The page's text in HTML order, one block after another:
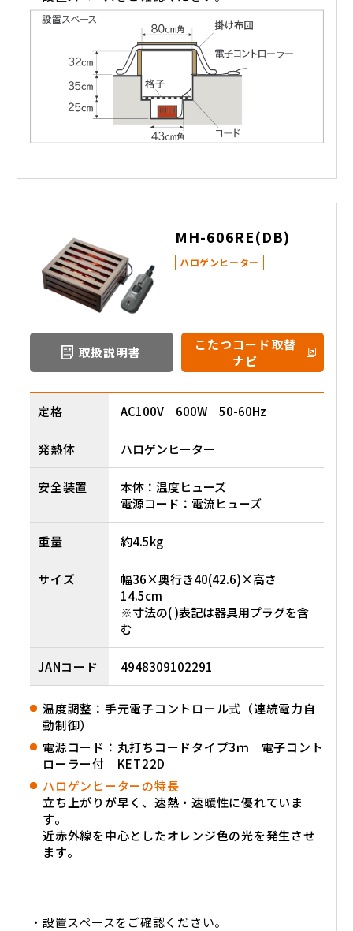
MH-606RE(DB)
ハロゲンヒーター
取扱説明書
こたつコード取替
ナビ
定格 AC100V 600W 50-60Hz
発熱体 ハロゲンヒーター
安全装置
本体：温度ヒューズ
電源コード：電流ヒューズ
重量 約4.5kg
サイズ
幅36×奥行き40(42.6)×高さ
14.5cm
※寸法の( )表記は器具用プラグを含
む
JANコード 4948309102291
温度調整：手元電子コントロール式（連続電力自
動制御）
電源コード：丸打ちコードタイプ3ｍ 電子コント
ローラー付 KET22D
ハロゲンヒーターの特長
立ち上がりが早く、速熱・速暖性に優れていま
す。
近赤外線を中心としたオレンジ色の光を発生させ
ます。
・設置スペースをご確認ください。